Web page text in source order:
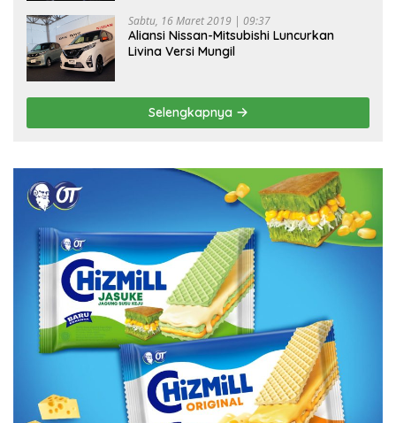
Sabtu, 16 Maret 2019 | 09:37
Aliansi Nissan-Mitsubishi Luncurkan
Livina Versi Mungil
Selengkapnya